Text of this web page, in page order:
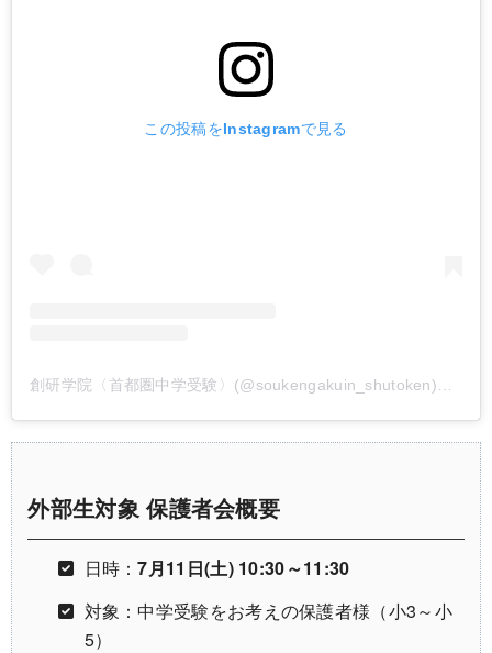
この投稿をInstagramで見る
外部生対象保護者会概要
日時：7月11日(土) 10:30～11:30
対象：中学受験をお考えの保護者様（小3～小
5）